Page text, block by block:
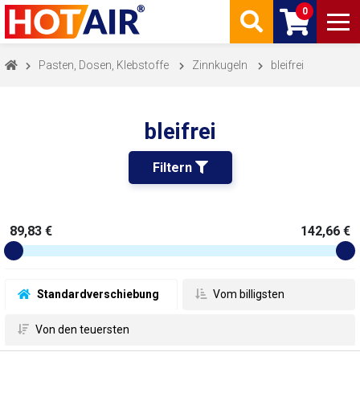
0
Pasten, Dosen, Klebstoffe Zinnkugeln bleifrei
bleifrei
Filtern
Standardverschiebung Vom billigsten
Von den teuersten
89,83 € 142,66 €